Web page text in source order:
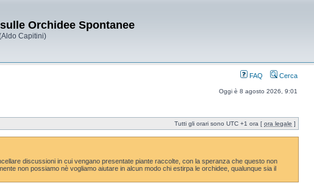
Orchidee Spontanee
Capitini)
FAQ Cerca
Oggi è 8 agosto 2026, 9:01
Tutti gli orari sono UTC +1 ora [ ora legale ]
discussioni in cui vengano presentate piante raccolte, con la speranza che questo non
non possiamo nè vogliamo aiutare in alcun modo chi estirpa le orchidee, qualunque sia il